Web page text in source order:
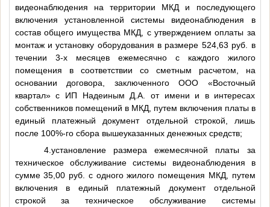
видеонаблюдения на территории МКД и последующего
включения установленной системы видеонаблюдения в
состав общего имущества МКД, с утверждением оплаты за
монтаж и установку оборудования в размере 524,63 руб. в
течении 3-х месяцев ежемесячно с каждого жилого
помещения в соответствии со сметным расчетом, на
основании договора, заключенного ООО «Восточный
квартал» с ИП Надеиным Д.А. от имени и в интересах
собственников помещений в МКД, путем включения платы в
единый платежный документ отдельной строкой, лишь
после 100%-го сбора вышеуказанных денежных средств;
4.установление размера ежемесячной платы за
техническое обслуживание системы видеонаблюдения в
сумме 35,00 руб. с одного жилого помещения МКД, путем
включения в единый платежный документ отдельной
строкой за техническое обслуживание системы